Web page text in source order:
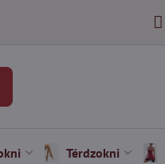
Térdzokni